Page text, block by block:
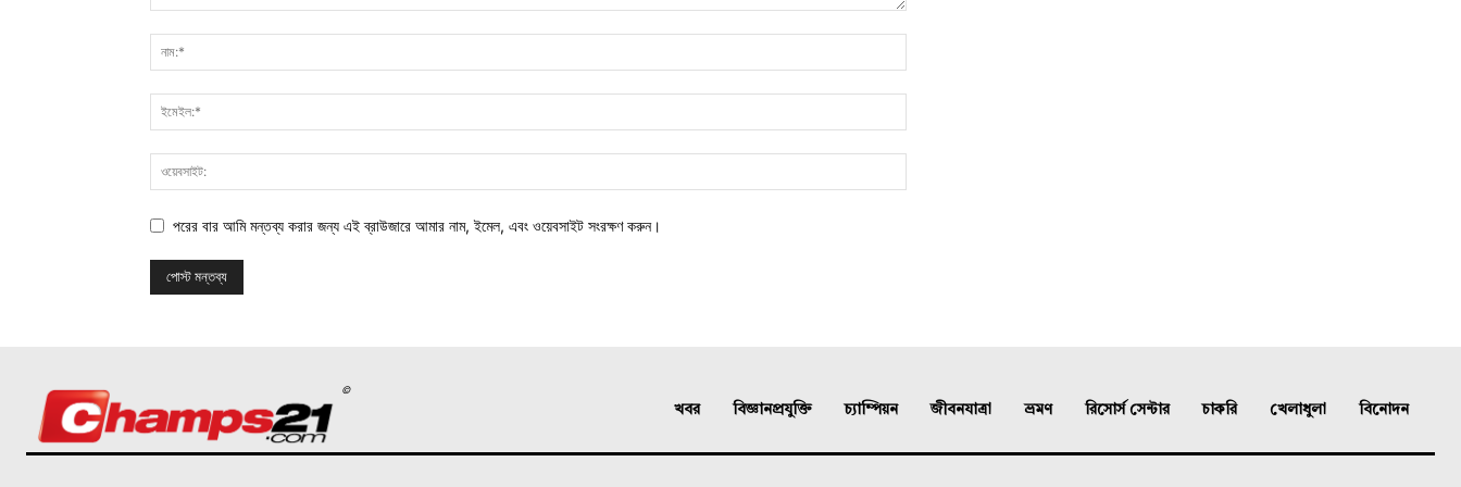
পরের বার আমি মন্তব্য করার জন্য এই ব্রাউজারে আমার নাম, ইমেল, এবং ওয়েবসাইট সংরক্ষণ করুন।
©
খবর বিজ্ঞানপ্রযুক্তি চ্যাম্পিয়ন জীবনযাত্রা ভ্রমণ রিসোর্স সেন্টার চাকরি খেলাধুলা বিনোদন